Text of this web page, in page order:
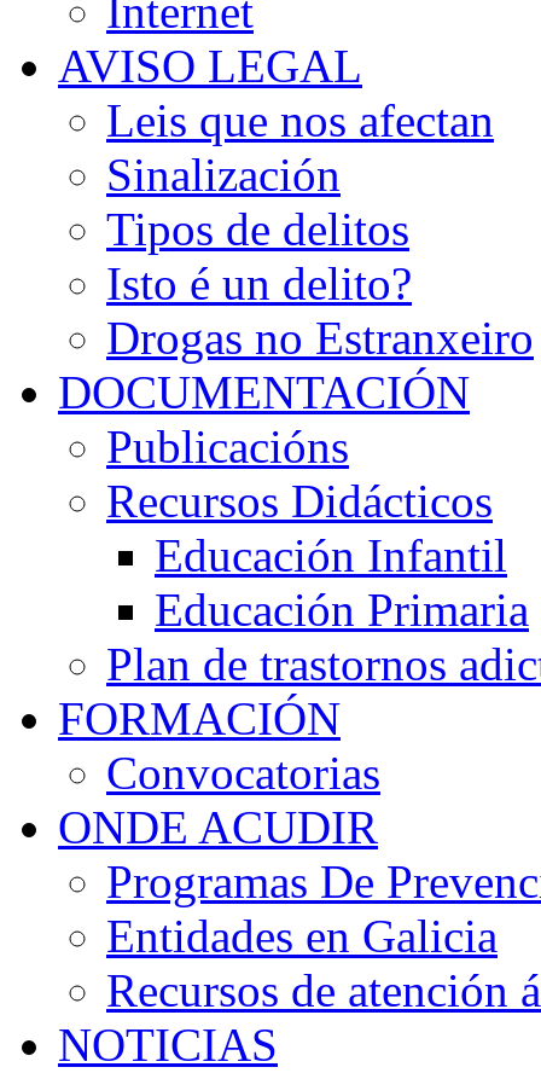
Internet
AVISO LEGAL
Leis que nos afectan
Sinalización
Tipos de delitos
Isto é un delito?
Drogas no Estranxeiro
DOCUMENTACIÓN
Publicacións
Recursos Didácticos
Educación Infantil
Educación Primaria
Plan de trastornos
FORMACIÓN
Convocatorias
ONDE ACUDIR
Programas De
Entidades en Galicia
Recursos de atención
NOTICIAS